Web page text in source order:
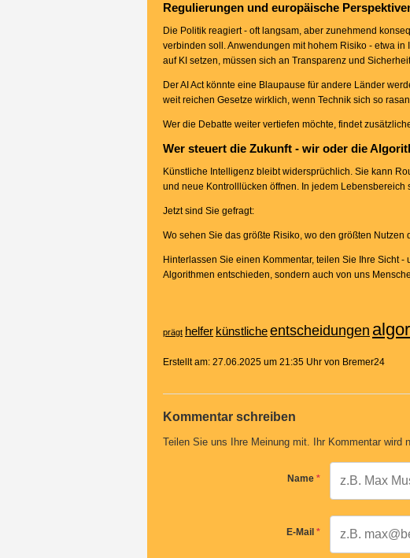
Regulierungen und europäische
Die Politik reagiert - oft langsam, aber zunehmend
verbinden soll. Anwendungen mit hohem Risiko - etwa
auf KI setzen, müssen sich an Transparenz und
Der AI Act könnte eine Blaupause für andere Länder
weit reichen Gesetze wirklich, wenn Technik sich so
Wer die Debatte weiter vertiefen möchte, findet
Wer steuert die Zukunft - wir oder die
Künstliche Intelligenz bleibt widersprüchlich. Sie kann
und neue Kontrolllücken öffnen. In jedem
Jetzt sind Sie gefragt:
Wo sehen Sie das größte Risiko, wo den größten
Hinterlassen Sie einen Kommentar, teilen Sie Ihre Sicht
Algorithmen entschieden, sondern auch von uns
prägt helfer künstlicheentscheidungen
Erstellt am: 27.06.2025 um 21:35 Uhr von Bremer24
Kommentar schreiben
Teilen Sie uns Ihre Meinung mit. Ihr Kommentar wird
Name *
E-Mail *